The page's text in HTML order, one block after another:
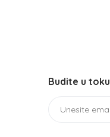
Budite u toku